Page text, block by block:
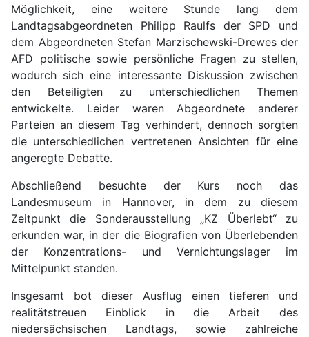
Möglichkeit, eine weitere Stunde lang dem
Landtagsabgeordneten Philipp Raulfs der SPD und
dem Abgeordneten Stefan Marzischewski-Drewes der
AFD politische sowie persönliche Fragen zu stellen,
wodurch sich eine interessante Diskussion zwischen
den Beteiligten zu unterschiedlichen Themen
entwickelte. Leider waren Abgeordnete anderer
Parteien an diesem Tag verhindert, dennoch sorgten
die unterschiedlichen vertretenen Ansichten für eine
angeregte Debatte.
Abschließend besuchte der Kurs noch das
Landesmuseum in Hannover, in dem zu diesem
Zeitpunkt die Sonderausstellung „KZ Überlebt“ zu
erkunden war, in der die Biografien von Überlebenden
der Konzentrations- und Vernichtungslager im
Mittelpunkt standen.
Insgesamt bot dieser Ausflug einen tieferen und
realitätstreuen Einblick in die Arbeit des
niedersächsischen Landtags, sowie zahlreiche